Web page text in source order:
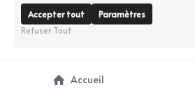
Accueil
Accepter tout
Paramètres
Refuser Tout